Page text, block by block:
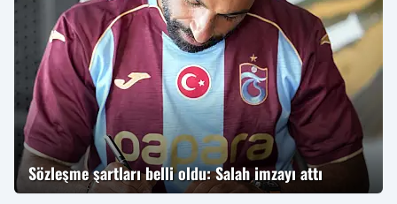
Sözleşme şartları belli oldu: Salah imzayı attı